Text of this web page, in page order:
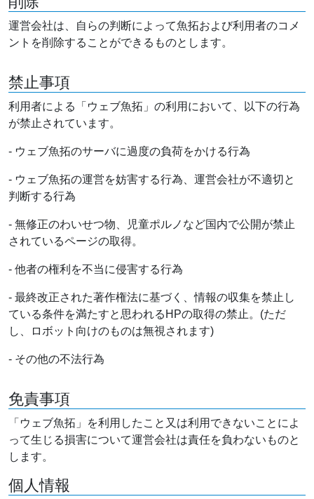
運営会社は、自らの判断によって魚拓および利用者のコメ
ントを削除することができるものとします。
禁止事項
利用者による「ウェブ魚拓」の利用において、以下の行為
が禁止されています。
- ウェブ魚拓のサーバに過度の負荷をかける行為
- ウェブ魚拓の運営を妨害する行為、運営会社が不適切と
判断する行為
- 無修正のわいせつ物、児童ポルノなど国内で公開が禁止
されているページの取得。
- 他者の権利を不当に侵害する行為
- 最終改正された著作権法に基づく、情報の収集を禁止し
ている条件を満たすと思われるHPの取得の禁止。(ただ
し、ロボット向けのものは無視されます)
- その他の不法行為
免責事項
「ウェブ魚拓」を利用したこと又は利用できないことによ
って生じる損害について運営会社は責任を負わないものと
します。
個人情報